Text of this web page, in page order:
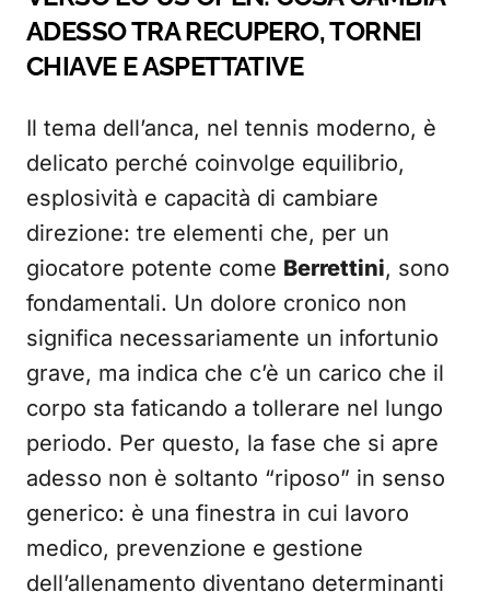
ADESSO TRA RECUPERO, TORNEI
CHIAVE E ASPETTATIVE
Il tema dell’anca, nel tennis moderno, è
delicato perché coinvolge equilibrio,
esplosività e capacità di cambiare
direzione: tre elementi che, per un
giocatore potente come Berrettini, sono
fondamentali. Un dolore cronico non
significa necessariamente un infortunio
grave, ma indica che c’è un carico che il
corpo sta faticando a tollerare nel lungo
periodo. Per questo, la fase che si apre
adesso non è soltanto “riposo” in senso
generico: è una finestra in cui lavoro
medico, prevenzione e gestione
dell’allenamento diventano determinanti